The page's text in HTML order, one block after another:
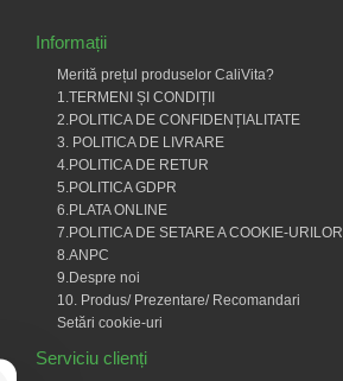
Informații
Merită prețul produselor CaliVita?
1.TERMENI ȘI CONDIȚII
2.POLITICA DE CONFIDENȚIALITATE
3. POLITICA DE LIVRARE
4.POLITICA DE RETUR
5.POLITICA GDPR
6.PLATA ONLINE
7.POLITICA DE SETARE A COOKIE-URILOR
8.ANPC
9.Despre noi
10. Produs/ Prezentare/ Recomandari
Setări cookie-uri
Serviciu clienți